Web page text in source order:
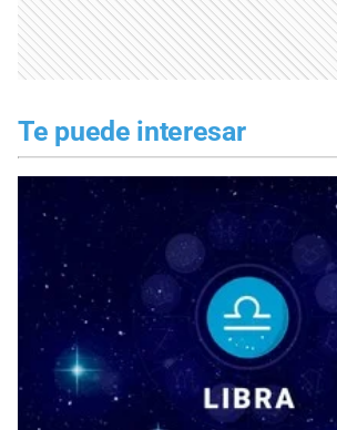
Te puede interesar